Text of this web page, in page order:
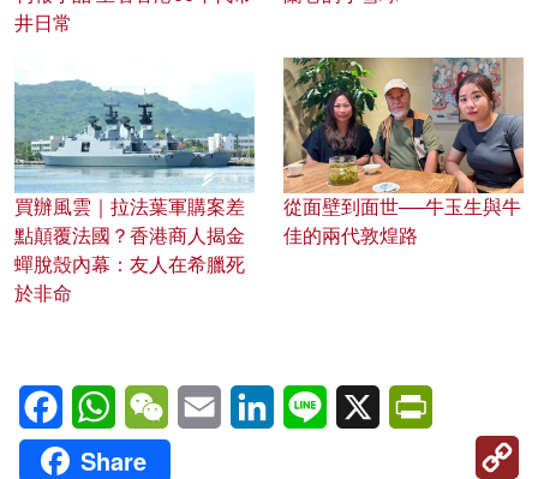
井日常
買辦風雲｜拉法葉軍購案差
點顛覆法國？香港商人揭金
蟬脫殼內幕：友人在希臘死
於非命
從面壁到面世──牛玉生與牛
佳的兩代敦煌路
FacebookWhatsAppWeChatEmail LinkedInLine X
Share